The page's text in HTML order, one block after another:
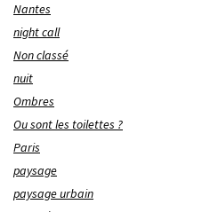
Nantes
night call
Non classé
nuit
Ombres
Ou sont les toilettes ?
Paris
paysage
paysage urbain